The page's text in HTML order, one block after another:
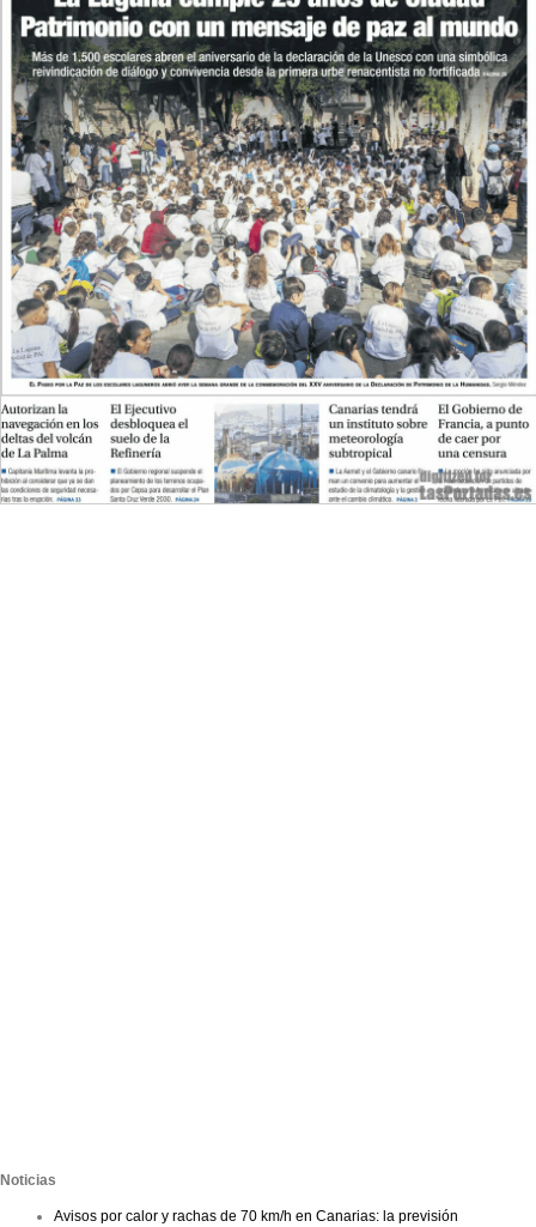
Noticias
Avisos por calor y rachas de 70 km/h en Canarias: la previsión